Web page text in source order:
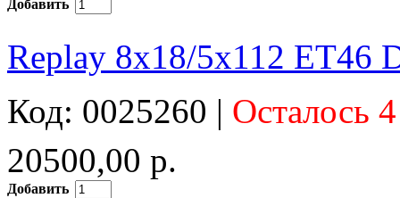
Добавить
Replay 8x18/5x112 ET46
Код: 0025260 | Осталось
20500,00 р.
Добавить